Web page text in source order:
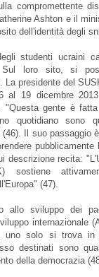
compromettente
Ashton e il
dell'identità degli
studenti ucraini
loro sito, si
La presidente del
al 19 dicembre
"Questa gente è
quotidiano sono
(46). Il suo passaggio
pubblicamente
descrizione recita:
sostiene
(47).
allo sviluppo dei
internazionale
uno solo si trova in
destinati sono
della democrazia